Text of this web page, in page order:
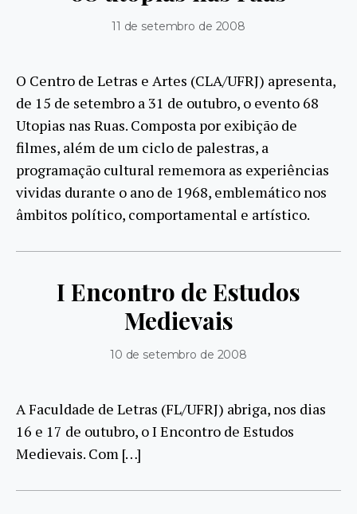
11 de setembro de 2008
O Centro de Letras e Artes (CLA/UFRJ) apresenta,
de 15 de setembro a 31 de outubro, o evento 68
Utopias nas Ruas. Composta por exibição de
filmes, além de um ciclo de palestras, a
programação cultural rememora as experiências
vividas durante o ano de 1968, emblemático nos
âmbitos político, comportamental e artístico.
I Encontro de Estudos
Medievais
10 de setembro de 2008
A Faculdade de Letras (FL/UFRJ) abriga, nos dias
16 e 17 de outubro, o I Encontro de Estudos
Medievais. Com […]